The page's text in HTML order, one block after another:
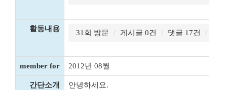
활동내용 31회 방문 게시글 0건 댓글 17건
member for 2012년 08월
간단소개 안녕하세요.